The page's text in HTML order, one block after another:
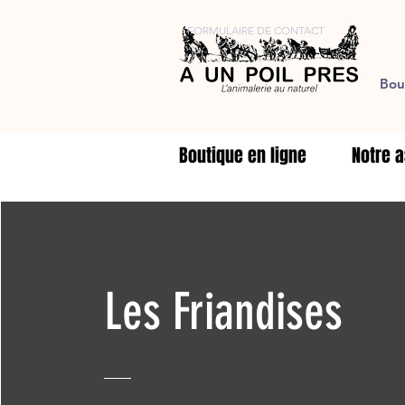
FORMULAIRE DE CONTACT
Boutique en ligne Notre
Les Friandises